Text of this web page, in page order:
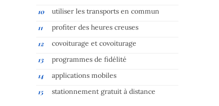
utiliser les transports en commun
profiter des heures creuses
covoiturage et covoiturage
programmes de fidélité
applications mobiles
stationnement gratuit à distance